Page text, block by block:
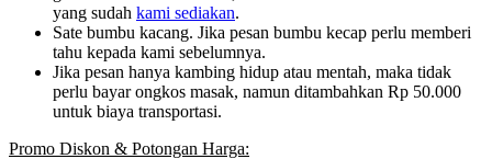
yang sudah kami sediakan.
Sate bumbu kacang. Jika pesan bumbu kecap perlu memberi
tahu kepada kami sebelumnya.
Jika pesan hanya kambing hidup atau mentah, maka tidak
perlu bayar ongkos masak, namun ditambahkan Rp 50.000
untuk biaya transportasi.
Promo Diskon & Potongan Harga: